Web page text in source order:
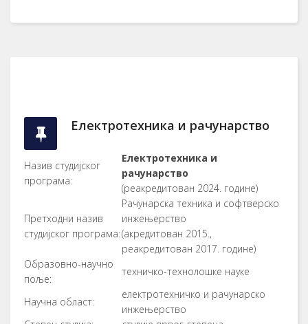
Електротехника и рачунарство
Назив студијског
програма:
Електротехника и
рачунарство
(реакредитован 2024. године)
Претходни назив
студијског програма:
Рачунарска техника и софтверско
инжењерство
(акредитован 2015.,
реакредитован 2017. године)
Образовно-научно
поље:
техничко-технолошке науке
Научна област:
електротехничко и рачунарско
инжењерство